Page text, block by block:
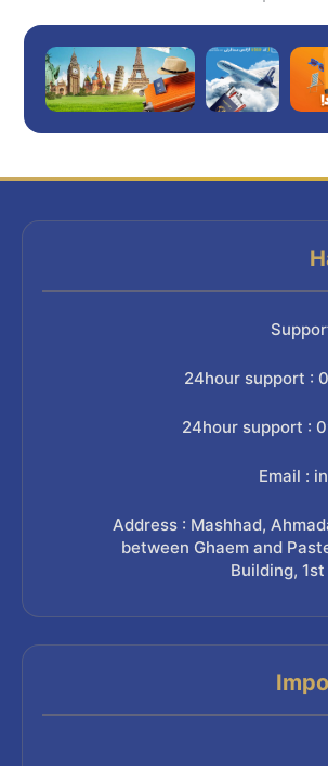
24hour support :
24hour support :
Email :
Address : Mashhad,
between Ghaem and
Building,